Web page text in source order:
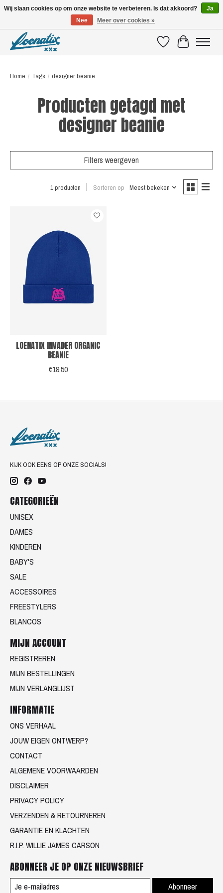
VerlanglijstWinkelwagen
Home / Tags / designer beanie
Producten getagd met
designer beanie
Filters weergeven
1 producten Sorteren op Meest bekeken
LOENATIX INVADER ORGANIC
BEANIE
€19,50
KIJK OOK EENS OP ONZE SOCIALS!
CATEGORIEËN
UNISEX
DAMES
KINDEREN
BABY'S
SALE
ACCESSOIRES
FREESTYLERS
BLANCOS
MIJN ACCOUNT
REGISTREREN
MIJN BESTELLINGEN
MIJN VERLANGLIJST
INFORMATIE
ONS VERHAAL
JOUW EIGEN ONTWERP?
CONTACT
ALGEMENE VOORWAARDEN
DISCLAIMER
PRIVACY POLICY
VERZENDEN & RETOURNEREN
GARANTIE EN KLACHTEN
R.I.P. WILLIE JAMES CARSON
ABONNEER JE OP ONZE NIEUWSBRIEF
Abonneer
Wij slaan cookies op om onze website te verbeteren. Is dat akkoord?
Ja
Nee
Meer over cookies »